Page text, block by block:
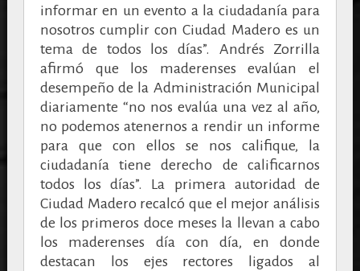
informar en un evento a la ciudadanía para
nosotros cumplir con Ciudad Madero es un
tema de todos los días”. Andrés Zorrilla
afirmó que los maderenses evalúan el
desempeño de la Administración Municipal
diariamente “no nos evalúa una vez al año,
no podemos atenernos a rendir un informe
para que con ellos se nos califique, la
ciudadanía tiene derecho de calificarnos
todos los días”. La primera autoridad de
Ciudad Madero recalcó que el mejor análisis
de los primeros doce meses la llevan a cabo
los maderenses día con día, en donde
destacan los ejes rectores ligados al